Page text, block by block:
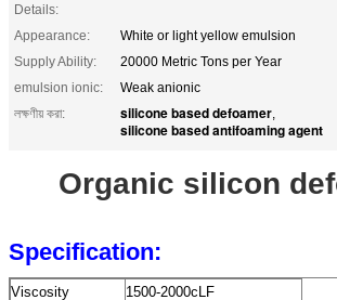
Details:
Appearance:
White or light yellow emulsion
Supply Ability:
20000 Metric Tons per Year
emulsion ionic:
Weak anionic
লক্ষণীয় করা:
silicone based defoamer,
silicone based antifoaming agent
Organic silicon
Specification:
Viscosity 1500-2000cLF